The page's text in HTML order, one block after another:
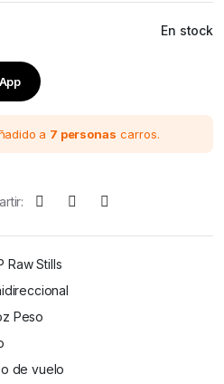
En stock
a 7 personas carros.
Raw Stills
Peso
de vuelo